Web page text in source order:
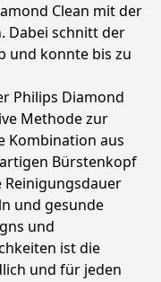
Clean mit der
Dabei schnitt der
und konnte bis zu
Philips Diamond
Methode zur
Kombination aus
Bürstenkopf
und gesunde
und
ist die
und für jeden